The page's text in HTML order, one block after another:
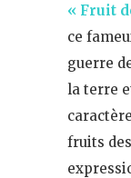
« Fruit
ce
guerre
la terre
fruits